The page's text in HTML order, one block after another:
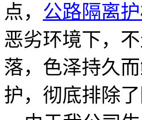
点， 公路隔离
恶劣环境下，
落，色泽持久
护，彻底排除